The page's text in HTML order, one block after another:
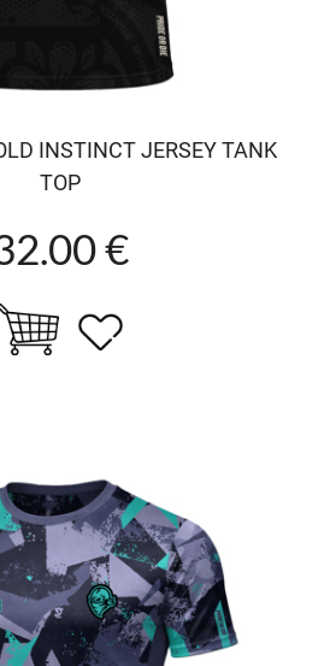
INSTINCT JERSEY TANK
TOP
€